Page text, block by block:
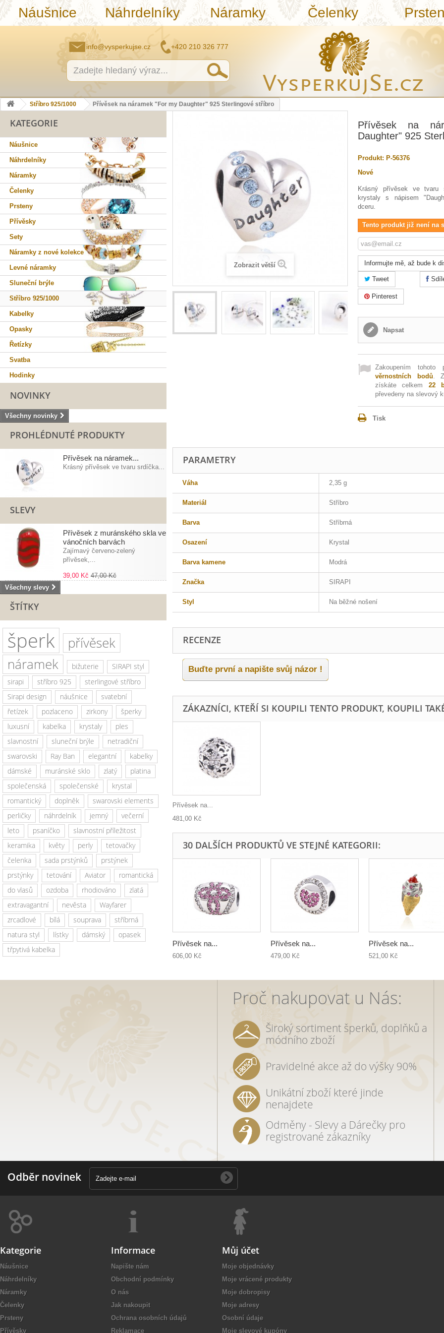
Náušnice Náhrdelníky Náramky Čelenky
info@vysperkujse.cz +420 210 326 777
Stříbro 925/1000 Přívěsek na náramek "For my Daughter" 925 Sterlingové stříbro
KATEGORIE
Náušnice
Náhrdelníky
Náramky
Čelenky
Prsteny
Přívěsky
Sety
Náramky z nové kolekce
Levné náramky
Sluneční brýle
Stříbro 925/1000
Kabelky
Opasky
Řetízky
Svatba
Hodinky
NOVINKY
Všechny novinky
PROHLÉDNUTÉ PRODUKTY
Přívěsek na náramek...
Krásný přívěsek ve tvaru srdíčka...
SLEVY
Přívěsek z muránského skla ve
vánočních barvách
Zajímavý červeno-zelený
přívěsek,...
39,00 Kč 47,00 Kč
Všechny slevy
ŠTÍTKY
šperk
přívěsek
náramek
bižuterie
SIRAPI styl
sirapi
stříbro 925
sterlingové stříbro
Sirapi design
náušnice
svatební
řetízek
pozlaceno zirkony
šperky
luxusní
kabelka krystaly
ples
slavnostní
sluneční brýle
netradiční
swarovski
Ray Ban elegantní
kabelky
dámské
muránské sklo zlatý
platina
společenská
společenské
krystal
romantický
doplněk
swarovski elements
perličky
náhrdelník jemný
večerní
leto
psaníčko
slavnostní příležitost
keramika
květy perly
tetovačky
čelenka
sada prstýnků
prstýnek
prstýnky
tetování Aviator
romantická
do vlasů
ozdoba rhodiováno
zlatá
extravagantní
nevěsta
Wayfarer
zrcadlové
bílá souprava
stříbrná
natura styl
lístky dámský
opasek
třpytivá kabelka
Zobrazit větší
Přívěsek na
Daughter" 925
Produkt: P-56376
Nové
Krásný přívěsek ve tvaru
krystaly s nápisem
dceru.
Tento produkt již není na
Informujte mě, až bude k
Tweet
Pinterest
Napsat
Zakoupením
věrnostních bodů.
získáte celkem 22
převedeny na slevový
Tisk
PARAMETRY
Váha 2,35 g
Materiál Stříbro
Barva Stříbrná
Osazení Krystal
Barva kamene Modrá
Značka SIRAPI
Styl Na běžné nošení
RECENZE
Buďte první a napište svůj názor !
ZÁKAZNÍCI, KTEŘÍ SI KOUPILI TENTO PRODUKT, KOUPILI
Přívěsek na...
481,00 Kč
30 DALŠÍCH PRODUKTŮ VE STEJNÉ KATEGORII:
Přívěsek na...
606,00 Kč
Přívěsek na...
479,00 Kč
Přívěsek na...
521,00 Kč
Proč nakupovat u Nás:
Široký sortiment šperků, doplňků a
módního zboží
Pravidelné akce až do výšky 90%
Unikátní zboží které jinde
nenajdete
Odměny - Slevy a Dárečky pro
registrované zákazníky
Odběr novinek
Kategorie
Náušnice
Náhrdelníky
Náramky
Čelenky
Prsteny
Přívěsky
Informace
Napište nám
Obchodní podmínky
O nás
Jak nakoupit
Ochrana osobních údajů
Reklamace
Můj účet
Moje objednávky
Moje vrácené produkty
Moje dobropisy
Moje adresy
Osobní údaje
Moje slevové kupóny